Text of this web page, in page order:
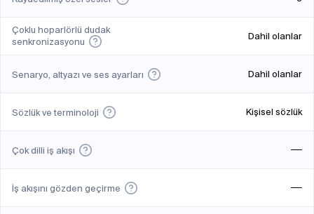
Çoklu hoparlörlü dudak
senkronizasyonu
Dahil olanlar
Senaryo, altyazı ve ses ayarları Dahil olanlar
Sözlük ve terminoloji Kişisel sözlük
Çok dilli iş akışı
İş akışını gözden geçirme